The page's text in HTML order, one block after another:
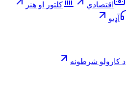
اقتصادي
کلتور او هنر
آډیو
د کارولو شرطونه